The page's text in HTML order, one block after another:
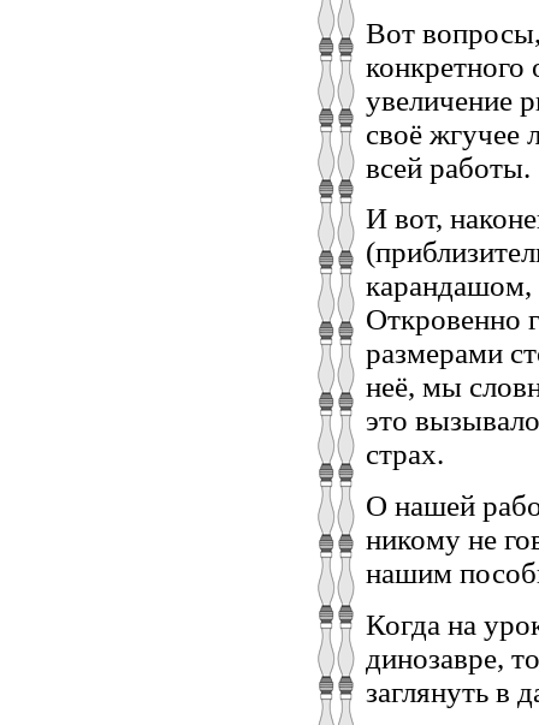
Вот
конкретного
увеличение
своё жгучее
всей работы.
И вот,
карандашом,
Откровенно
размерами
неё, мы
это
страх.
О нашей
никому не
нашим
Когда на
динозавре,
заглянуть в